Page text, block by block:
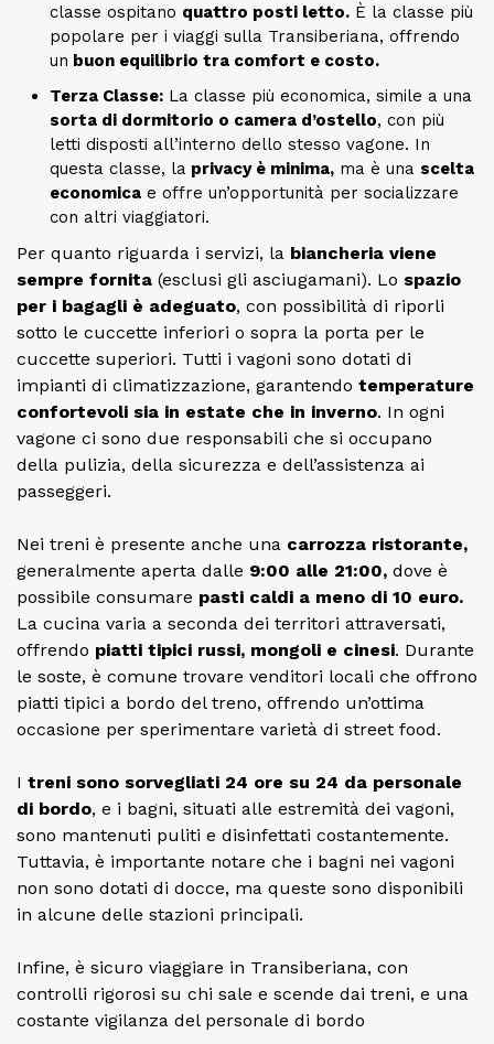
classe ospitano quattro posti letto. È la classe più
popolare per i viaggi sulla Transiberiana, offrendo
un buon equilibrio tra comfort e costo.
Terza Classe: La classe più economica, simile a una
sorta di dormitorio o camera d’ostello, con più
letti disposti all’interno dello stesso vagone. In
questa classe, la privacy è minima, ma è una scelta
economica e offre un’opportunità per socializzare
con altri viaggiatori.
Per quanto riguarda i servizi, la biancheria viene
sempre fornita (esclusi gli asciugamani). Lo spazio
per i bagagli è adeguato, con possibilità di riporli
sotto le cuccette inferiori o sopra la porta per le
cuccette superiori. Tutti i vagoni sono dotati di
impianti di climatizzazione, garantendo temperature
confortevoli sia in estate che in inverno. In ogni
vagone ci sono due responsabili che si occupano
della pulizia, della sicurezza e dell’assistenza ai
passeggeri.
Nei treni è presente anche una carrozza ristorante,
generalmente aperta dalle 9:00 alle 21:00, dove è
possibile consumare pasti caldi a meno di 10 euro.
La cucina varia a seconda dei territori attraversati,
offrendo piatti tipici russi, mongoli e cinesi. Durante
le soste, è comune trovare venditori locali che offrono
piatti tipici a bordo del treno, offrendo un’ottima
occasione per sperimentare varietà di street food.
I treni sono sorvegliati 24 ore su 24 da personale
di bordo, e i bagni, situati alle estremità dei vagoni,
sono mantenuti puliti e disinfettati costantemente.
Tuttavia, è importante notare che i bagni nei vagoni
non sono dotati di docce, ma queste sono disponibili
in alcune delle stazioni principali.
Infine, è sicuro viaggiare in Transiberiana, con
controlli rigorosi su chi sale e scende dai treni, e una
costante vigilanza del personale di bordo